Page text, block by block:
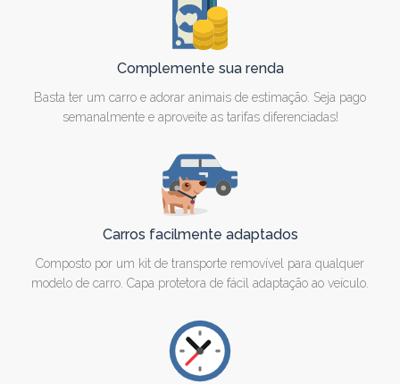
Complemente sua renda
Basta ter um carro e adorar animais de estimação. Seja pago
semanalmente e aproveite as tarifas diferenciadas!
Carros facilmente adaptados
Composto por um kit de transporte removível para qualquer
modelo de carro. Capa protetora de fácil adaptação ao veículo.